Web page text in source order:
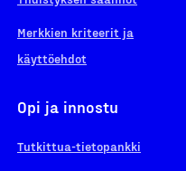
Merkkien kriteerit ja
käyttöehdot
Opi ja innostu
Tutkittua-tietopankki